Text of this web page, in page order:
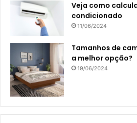
Veja como
condicionado
11/06/2024
Tamanhos de
a melhor opção?
19/06/2024